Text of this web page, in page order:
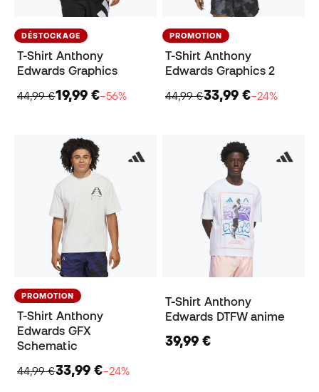
DÉSTOCKAGE
T-Shirt Anthony
Edwards Graphics
44,99 €19,99 €−56%
PROMOTION
T-Shirt Anthony
Edwards Graphics 2
44,99 €33,99 €−24%
PROMOTION
T-Shirt Anthony
Edwards GFX
Schematic
44,99 €33,99 €−24%
T-Shirt Anthony
Edwards DTFW anime
39,99 €